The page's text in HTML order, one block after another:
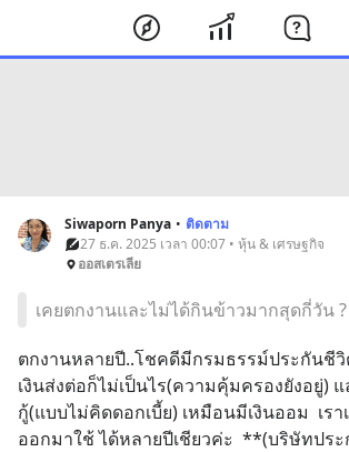
Siwaporn Panya • ติดตาม
27 ธ.ค. 2025 เวลา 00:07 • หุ้น & เศรษฐกิจ
ออสเตรเลีย
เคยตกงานและไม่ได้กินข้าวมากสุดกี่วัน ?
ตกงานหลายปี..โชคดีมีกรมธรรม์ประกันชี
เงินส่งต่อก็ไม่เป็นไร(ความคุ้มครองยังอยู่)
กู้(แบบไม่คิดดอกเบี้ย) เหมือนมีเงินออม  เรา
ออกมาใช้ ได้หลายปีเชียวค่ะ  **(บริษัทปร